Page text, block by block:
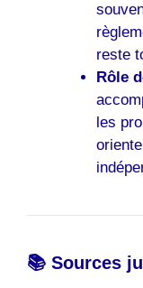
reste
Rôle
les
📚 Sources